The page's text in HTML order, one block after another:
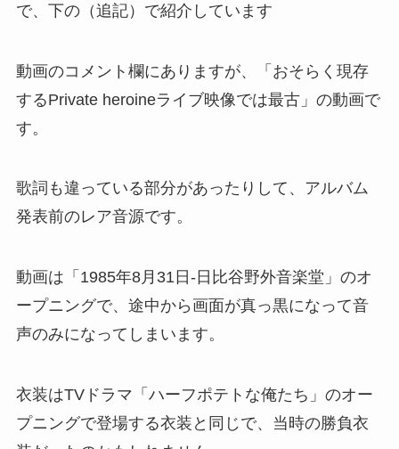
で、下の（追記）で紹介しています
動画のコメント欄にありますが、「おそらく現存
するPrivate heroineライブ映像では最古」の動画で
す。
歌詞も違っている部分があったりして、アルバム
発表前のレア音源です。
動画は「1985年8月31日-日比谷野外音楽堂」のオ
ープニングで、途中から画面が真っ黒になって音
声のみになってしまいます。
衣装はTVドラマ「ハーフポテトな俺たち」のオー
プニングで登場する衣装と同じで、当時の勝負衣